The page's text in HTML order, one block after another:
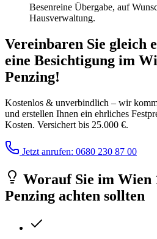
Besenreine Übergabe, auf
Hausverwaltung.
Vereinbaren Sie gleich
eine Besichtigung im
Penzing!
Kostenlos & unverbindlich – wir
und erstellen Ihnen ein ehrliches
Kosten. Versichert bis 25.000 €.
Jetzt anrufen: 0680 230 87 00
Worauf Sie im Wien
Penzing achten sollten